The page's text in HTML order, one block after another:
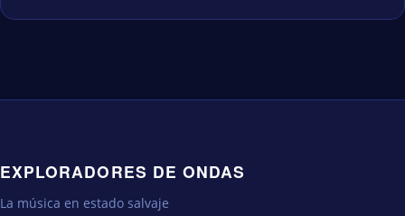
EXPLORADORES DE ONDAS
La música en estado salvaje